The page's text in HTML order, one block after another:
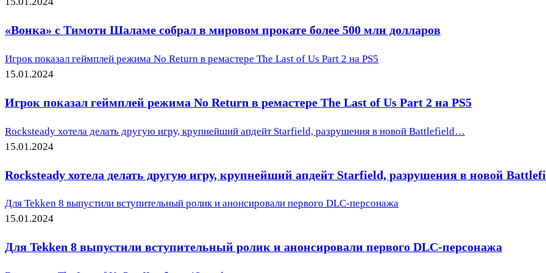
«Вонка» с Тимоти Шаламе собрал в мировом прокате более 500 млн долларов
Игрок показал геймплей режима No Return в ремастере The Last of Us Part 2 на PS5
15.01.2024
Игрок показал геймплей режима No Return в ремастере The Last of Us Part 2 на PS5
Rocksteady хотела делать другую игру, крупнейший апдейт Starfield, разрушения в новой Battlefield…
15.01.2024
Rocksteady хотела делать другую игру, крупнейший апдейт Starfield, разрушения в новой
Для Tekken 8 выпустили вступительный ролик и анонсировали первого DLC-персонажа
15.01.2024
Для Tekken 8 выпустили вступительный ролик и анонсировали первого DLC-персонажа